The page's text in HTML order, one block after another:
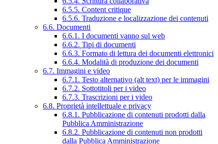
6.5.5. Content critique
6.5.6. Traduzione e localizzazione dei contenuti
6.6. Documenti
6.6.1. I documenti vanno sul web
6.6.2. Tipi di documenti
6.6.3. Formato di lettura dei documenti elettronici
6.6.4. Modalità di produzione dei documenti
6.7. Immagini e video
6.7.1. Testo alternativo (alt text) per le immagini
6.7.2. Sottotitoli per i video
6.7.3. Trascrizioni per i video
6.8. Proprietà intellettuale e privacy
6.8.1. Pubblicazione di contenuti prodotti dalla
Pubblica Amministrazione
6.8.2. Pubblicazione di contenuti non prodotti
dalla Pubblica Amministrazione